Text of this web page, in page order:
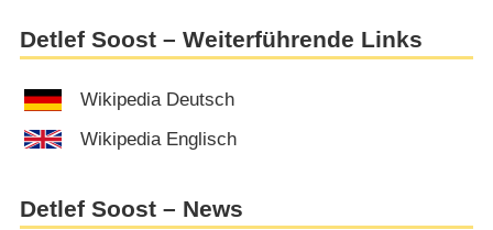
Detlef Soost – Weiterführende Links
Wikipedia Deutsch
Wikipedia Englisch
Detlef Soost – News